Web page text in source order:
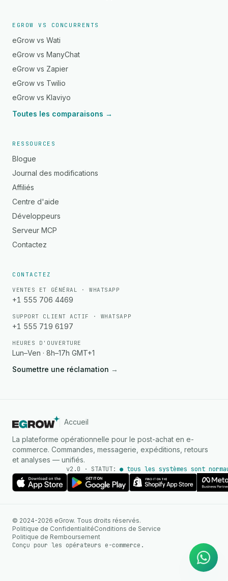
EGROW VS CONCURRENTS
eGrow vs Wati
eGrow vs ManyChat
eGrow vs Zapier
eGrow vs Twilio
eGrow vs Klaviyo
Toutes les comparaisons →
RESSOURCES
Blogue
Journal des modifications
Affiliés
Centre d'aide
Développeurs
Serveur MCP
Contactez
CONTACTEZ
VENTES ET GÉNÉRAL · WHATSAPP
+1 555 706 4469
SUPPORT CLIENT ACTIF · WHATSAPP
+1 555 719 6197
HEURES D'OUVERTURE
Lun–Ven · 8h–17h GMT+1
Soumettre une réclamation →
Accueil
La plateforme opérationnelle pour le post-achat en e-
commerce. Commandes, messagerie, expéditions, retours
et analyses — unifiés.
v2.0 · STATUT: ● tous les systèmes sont
© 2024-2026 eGrow. Tous droits réservés.
Politique de ConfidentialitéConditions de Service
Politique de Remboursement
Conçu pour les opérateurs e-commerce.
Réponses instantanées sur
WhatsApp